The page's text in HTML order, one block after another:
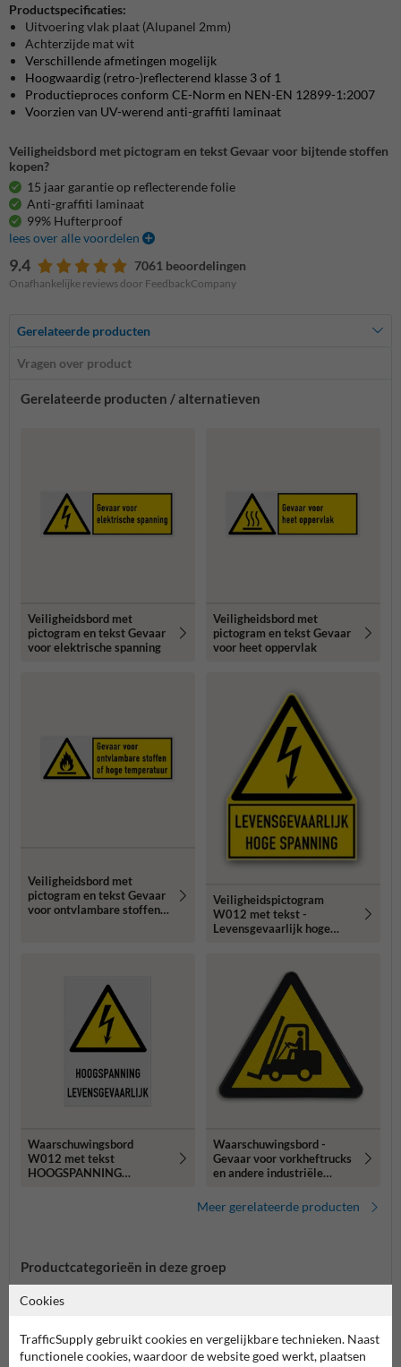
Productspecificaties:
Uitvoering vlak plaat (Alupanel 2mm)
Achterzijde mat wit
Verschillende afmetingen mogelijk
Hoogwaardig (retro-)reflecterend klasse 3 of 1
Productieproces conform CE-Norm en NEN-EN 12899-1:2007
Voorzien van UV-werend anti-graffiti laminaat
Veiligheidsbord met pictogram en tekst Gevaar voor bijtende stoffen
kopen?
15 jaar garantie op reflecterende folie
Anti-graffiti laminaat
99% Hufterproof
lees over alle voordelen
9.4 7061 beoordelingen
Onafhankelijke reviews door FeedbackCompany
Gerelateerde producten
Vragen over product
Gerelateerde producten / alternatieven
Veiligheidsbord met
pictogram en tekst Gevaar
voor elektrische spanning
Veiligheidsbord met
pictogram en tekst Gevaar
voor heet oppervlak
Veiligheidsbord met
pictogram en tekst Gevaar
voor ontvlambare stoffen
Veiligheidspictogram
W012 met tekst -
Levensgevaarlijk hoge
Waarschuwingsbord
W012 met tekst
HOOGSPANNING
Waarschuwingsbord -
Gevaar voor vorkheftrucks
en andere industriële
Meer gerelateerde producten
Productcategorieën in deze groep
Cookies
TrafficSupply gebruikt cookies en vergelijkbare technieken. Naast
functionele cookies, waardoor de website goed werkt, plaatsen